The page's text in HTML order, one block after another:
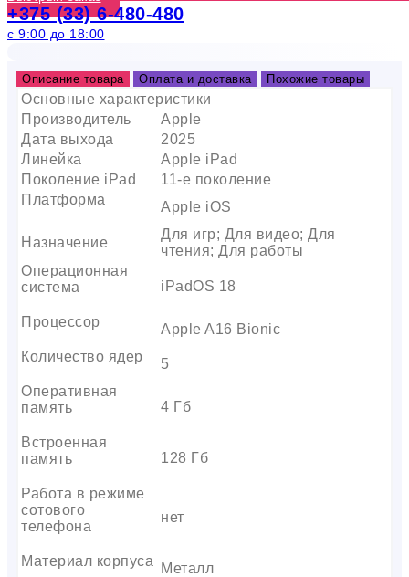
+375 (33) 6-480-480
с 9:00 до 18:00
Описание товара Оплата и доставка Похожие товары
Основные характеристики
Производитель
Apple
Дата выхода
2025
Линейка
Apple iPad
Поколение iPad
11-е поколение
Платформа
Apple iOS
Назначение
Для игр; Для видео; Для
чтения; Для работы
Операционная
система
iPadOS 18
Процессор
Apple A16 Bionic
Количество ядер
5
Оперативная
память
4 Гб
Встроенная
память
128 Гб
Работа в режиме
сотового
телефона
нет
Материал корпуса
Металл